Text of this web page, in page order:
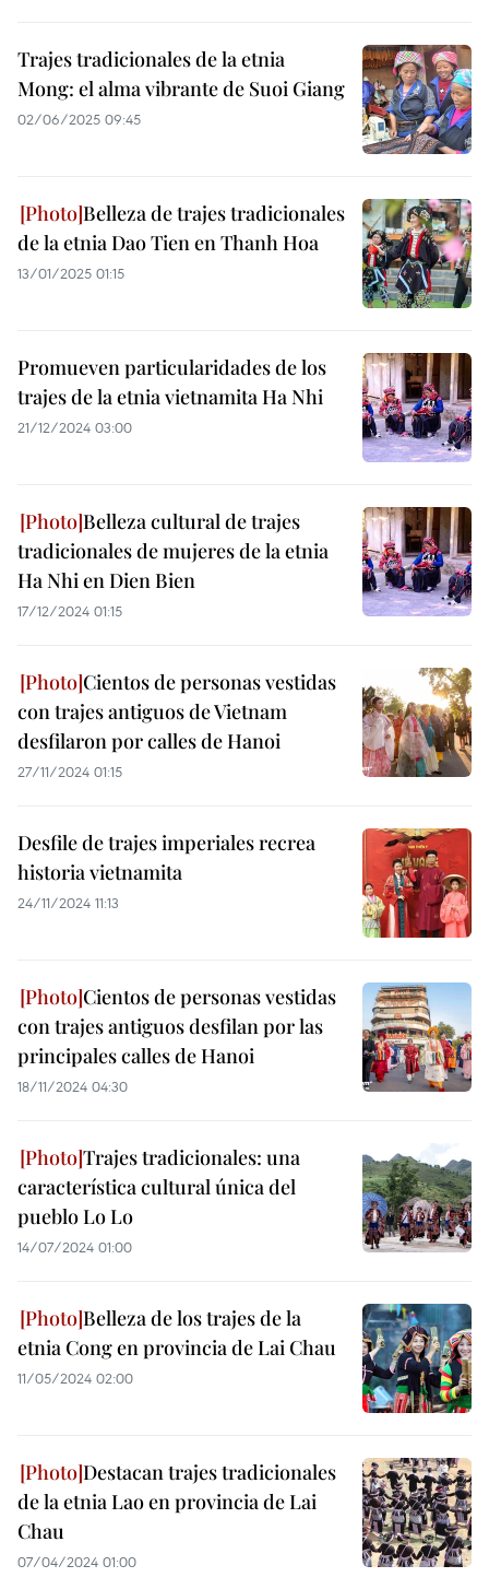
Trajes tradicionales de la etnia
Mong: el alma vibrante de Suoi Giang
02/06/2025 09:45
Belleza de trajes tradicionales
de la etnia Dao Tien en Thanh Hoa
13/01/2025 01:15
Promueven particularidades de los
trajes de la etnia vietnamita Ha Nhi
21/12/2024 03:00
Belleza cultural de trajes
tradicionales de mujeres de la etnia
Ha Nhi en Dien Bien
17/12/2024 01:15
Cientos de personas vestidas
con trajes antiguos de Vietnam
desfilaron por calles de Hanoi
27/11/2024 01:15
Desfile de trajes imperiales recrea
historia vietnamita
24/11/2024 11:13
Cientos de personas vestidas
con trajes antiguos desfilan por las
principales calles de Hanoi
18/11/2024 04:30
Trajes tradicionales: una
característica cultural única del
pueblo Lo Lo
14/07/2024 01:00
Belleza de los trajes de la
etnia Cong en provincia de Lai Chau
11/05/2024 02:00
Destacan trajes tradicionales
de la etnia Lao en provincia de Lai
Chau
07/04/2024 01:00